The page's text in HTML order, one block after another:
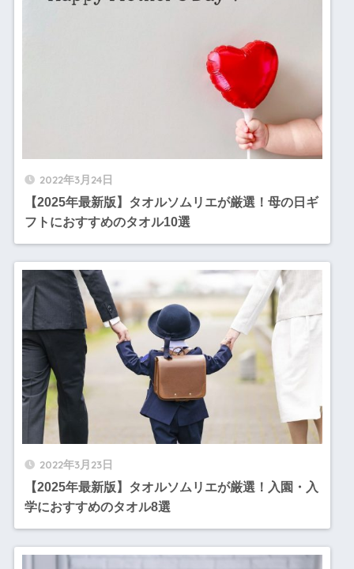
2022年3月24日
【2025年最新版】タオルソムリエが厳選！母の日ギ
フトにおすすめのタオル10選
2022年3月23日
【2025年最新版】タオルソムリエが厳選！入園・入
学におすすめのタオル8選